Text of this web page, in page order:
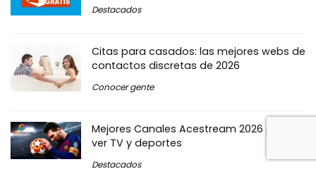
Destacados
Citas para casados: las mejores webs de
contactos discretas de 2026
Conocer gente
Mejores Canales Acestream 2026 para
ver TV y deportes
Destacados